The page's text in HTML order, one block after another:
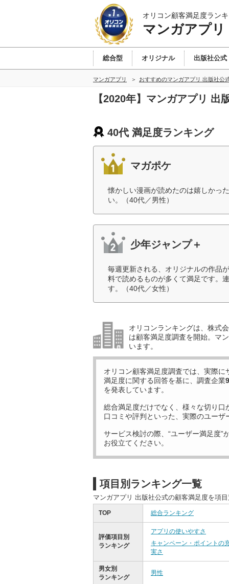
オリコン顧客満足度ラン
マンガアプリ
総合型 オリジナル 出版社公式
マンガアプリ おすすめのマンガアプリ 出版社公
【2020年】マンガアプリ 出
40代 満足度ランキング
マガポケ
懐かしい漫画が読めたのは嬉しかっ
い。（40代／男性）
少年ジャンプ＋
毎週更新される、オリジナルの作品
料で読めるものが多くて満足です。
す。（40代／女性）
オリコンランキングは、株式
は顧客満足度調査を開始。マ
います。
オリコン顧客満足度調査では、実際に
満足度に関する回答を基に、調査企業9
を発表しています。
総合満足度だけでなく、様々な切り口
口コミや評判といった、実際のユーザ
サービス検討の際、“ユーザー満足度”
お役立てください。
項目別ランキング一覧
マンガアプリ 出版社公式の顧客満足度を項
TOP 総合ランキング
評価項目別
ランキング
アプリの使いやすさ
キャンペーン・ポイントの
実さ
男女別
ランキング
男性